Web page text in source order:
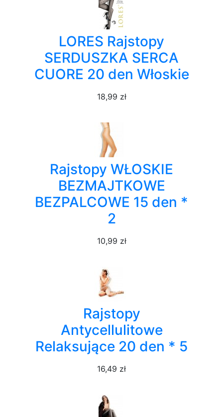
LORES Rajstopy
SERDUSZKA SERCA
CUORE 20 den Włoskie
18,99 zł
Rajstopy WŁOSKIE
BEZMAJTKOWE
BEZPALCOWE 15 den *
2
10,99 zł
Rajstopy
Antycellulitowe
Relaksujące 20 den * 5
16,49 zł